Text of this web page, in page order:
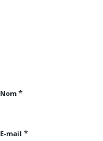
Nom *
E-mail *